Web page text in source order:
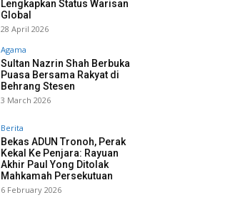
Lengkapkan Status Warisan
Global
28 April 2026
Agama
Sultan Nazrin Shah Berbuka
Puasa Bersama Rakyat di
Behrang Stesen
3 March 2026
Berita
Bekas ADUN Tronoh, Perak
Kekal Ke Penjara: Rayuan
Akhir Paul Yong Ditolak
Mahkamah Persekutuan
6 February 2026